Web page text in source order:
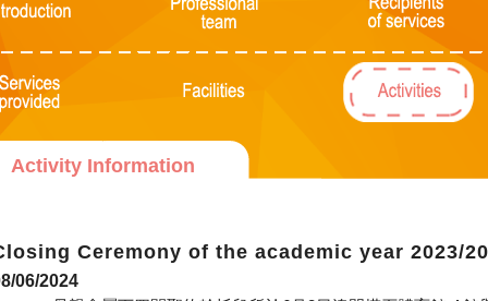
Activity Information
Ceremony of the academic year 2023/
06/2024